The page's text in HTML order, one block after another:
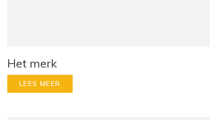
Het merk
LEES MEER